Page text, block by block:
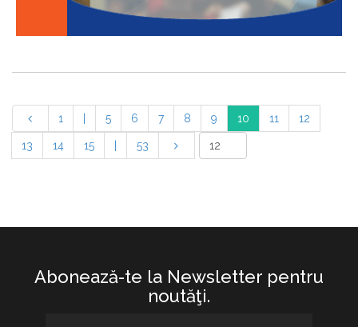
1 5 6 7 8 9 10 11 12
13 14 15 53
Abonează-te la Newsletter pentru
noutăţi.